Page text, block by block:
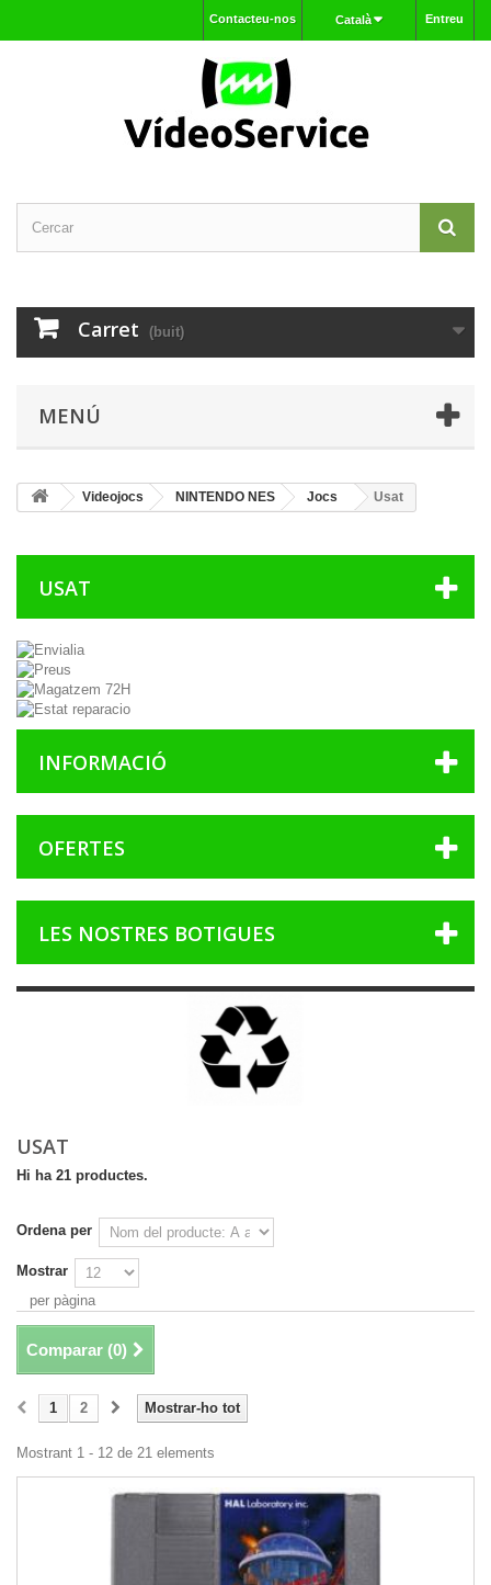
Entreu
Català
Contacteu-nos
Carret (buit)
MENÚ
Videojocs NINTENDO NES Jocs Usat
USAT
INFORMACIÓ
OFERTES
LES NOSTRES BOTIGUES
USAT
Hi ha 21 productes.
Ordena per
Mostrar
per pàgina
Comparar (0)
Mostrar-ho tot
1 2
Mostrant 1 - 12 de 21 elements